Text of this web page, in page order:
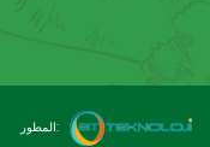
المطور: